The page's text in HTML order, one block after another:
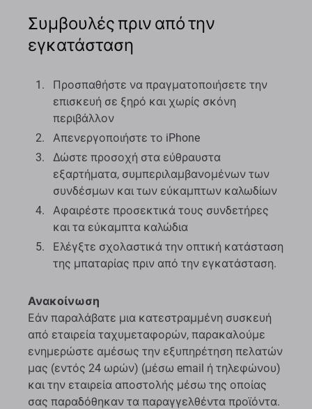
Συμβουλές πριν από την
εγκατάσταση
Προσπαθήστε να πραγματοποιήσετε την
επισκευή σε ξηρό και χωρίς σκόνη
περιβάλλον
Απενεργοποιήστε το iPhone
Δώστε προσοχή στα εύθραυστα
εξαρτήματα, συμπεριλαμβανομένων των
συνδέσμων και των εύκαμπτων καλωδίων
Αφαιρέστε προσεκτικά τους συνδετήρες
και τα εύκαμπτα καλώδια
Ελέγξτε σχολαστικά την οπτική κατάσταση
της μπαταρίας πριν από την εγκατάσταση.
Ανακοίνωση
Εάν παραλάβατε μια κατεστραμμένη συσκευή
από εταιρεία ταχυμεταφορών, παρακαλούμε
ενημερώστε αμέσως την εξυπηρέτηση πελατών
μας (εντός 24 ωρών) (μέσω email ή τηλεφώνου)
και την εταιρεία αποστολής μέσω της οποίας
σας παραδόθηκαν τα παραγγελθέντα προϊόντα.